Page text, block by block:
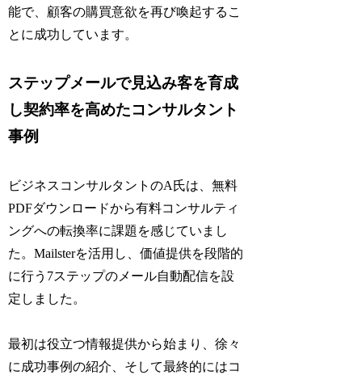
能で、顧客の購買意欲を再び喚起するこ
とに成功しています。
ステップメールで見込み客を育成
し契約率を高めたコンサルタント
事例
ビジネスコンサルタントのA氏は、無料
PDFダウンロードから有料コンサルティ
ングへの転換率に課題を感じていまし
た。Mailsterを活用し、価値提供を段階的
に行う7ステップのメール自動配信を設
定しました。
最初は役立つ情報提供から始まり、徐々
に成功事例の紹介、そして最終的にはコ